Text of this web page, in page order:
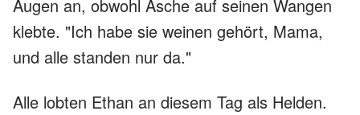
Augen an, obwohl Asche auf seinen Wangen
klebte. "Ich habe sie weinen gehört, Mama,
und alle standen nur da."
Alle lobten Ethan an diesem Tag als Helden.